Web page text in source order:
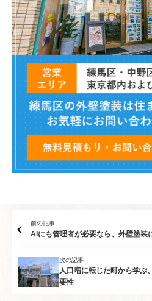
前の記事
AIにも管理者が必要なら、外壁塗装
次の記事
人口増に転じた町から学ぶ
要性